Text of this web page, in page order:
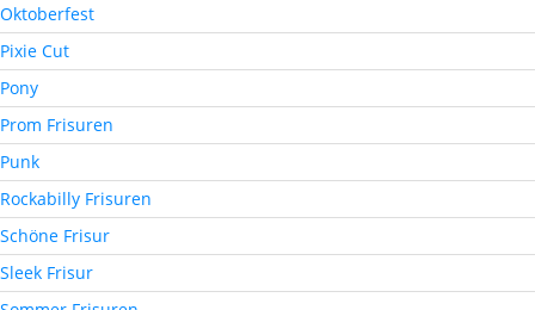
Oktoberfest
Pixie Cut
Pony
Prom Frisuren
Punk
Rockabilly Frisuren
Schöne Frisur
Sleek Frisur